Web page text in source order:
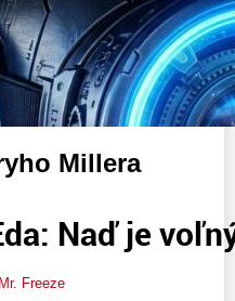
Millera
Naď je
Mr. Freeze